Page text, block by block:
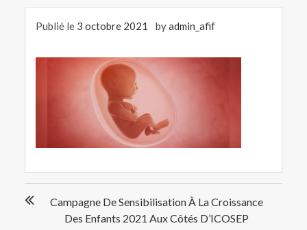
Publié le 3 octobre 2021 byadmin_afif
de
l’article
Campagne De Sensibilisation À La Croissance
Des Enfants 2021 Aux Côtés D’ICOSEP